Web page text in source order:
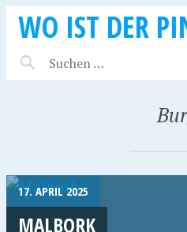
WO IST DER
17. APRIL 2025
MALBORK